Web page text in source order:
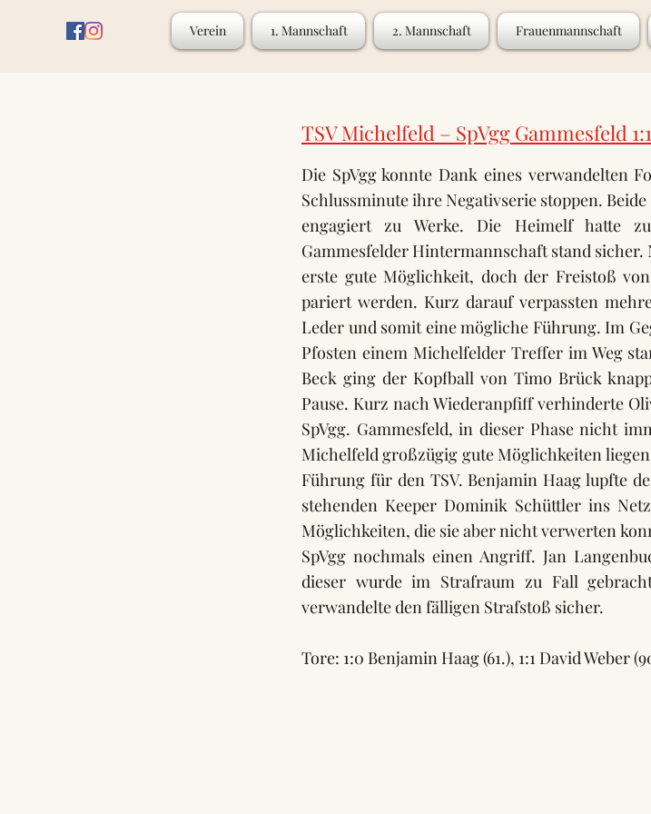
Verein 1. Mannschaft 2. Mannschaft Frauenmannschaft
TSV Michelfeld – SpVgg Gammesfeld
Die SpVgg konnte Dank eines verwandelten
Schlussminute ihre Negativserie stoppen.
engagiert zu Werke. Die Heimelf hatte
Gammesfelder Hintermannschaft stand sicher.
erste gute Möglichkeit, doch der Freistoß
pariert werden. Kurz darauf verpassten
Leder und somit eine mögliche Führung. Im
Pfosten einem Michelfelder Treffer im Weg
Beck ging der Kopfball von Timo Brück
Pause. Kurz nach Wiederanpfiff verhinderte
SpVgg. Gammesfeld, in dieser Phase nicht
Michelfeld großzügig gute Möglichkeiten
Führung für den TSV. Benjamin Haag lupfte
stehenden Keeper Dominik Schüttler ins
Möglichkeiten, die sie aber nicht verwerten
SpVgg nochmals einen Angriff. Jan
dieser wurde im Strafraum zu Fall
verwandelte den fälligen Strafstoß sicher.
Tore: 1:0 Benjamin Haag (61.), 1:1 David Weber